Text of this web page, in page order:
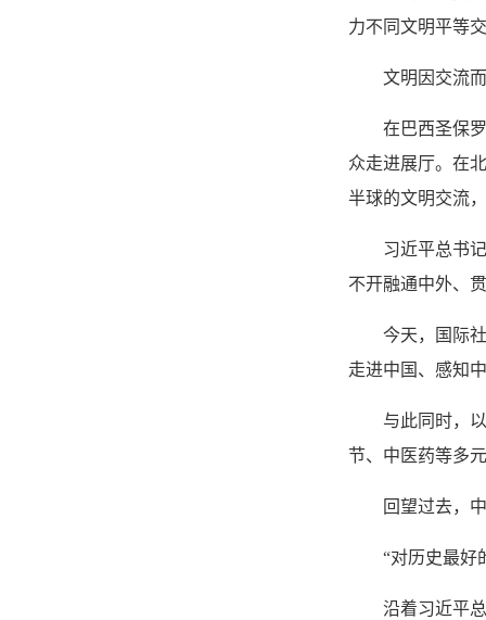
力不同文明平等
文明因交流
在巴西圣保
众走进展厅。在
半球的文明交流
习近平总书
不开融通中外、
今天，国际
走进中国、感知
与此同时，
节、中医药等多
回望过去，
“对历史最好
沿着习近平